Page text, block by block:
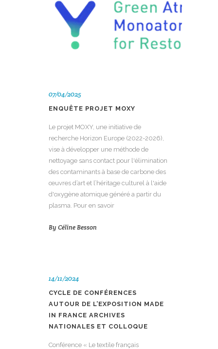
07/04/2025
ENQUÊTE PROJET MOXY
Le projet MOXY, une initiative de
recherche Horizon Europe (2022-2026),
vise à développer une méthode de
nettoyage sans contact pour l'élimination
des contaminants à base de carbone des
œuvres d’art et l’héritage culturel à l'aide
d'oxygène atomique généré a partir du
plasma. Pour en savoir
By Céline Besson
14/11/2024
CYCLE DE CONFÉRENCES
AUTOUR DE L’EXPOSITION MADE
IN FRANCE ARCHIVES
NATIONALES ET COLLOQUE
Conférence « Le textile français